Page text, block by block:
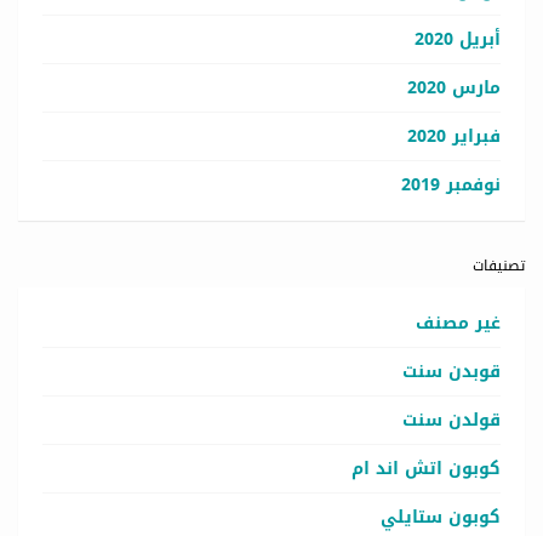
أبريل 2020
مارس 2020
فبراير 2020
نوفمبر 2019
تصنيفات
غير مصنف
قوبدن سنت
قولدن سنت
كوبون اتش اند ام
كوبون ستايلي